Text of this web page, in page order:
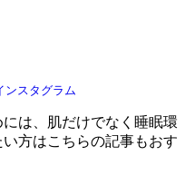
スタグラム
は、肌だけでなく睡眠環
方はこちらの記事もおす